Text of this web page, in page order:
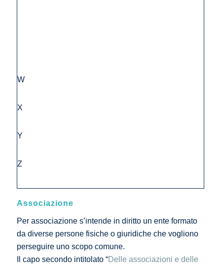
W
X
Y
Z
Associazione
Per associazione s’intende in diritto un ente formato
da diverse persone fisiche o giuridiche che vogliono
perseguire uno scopo comune.
Il capo secondo intitolato “Delle associazioni e delle